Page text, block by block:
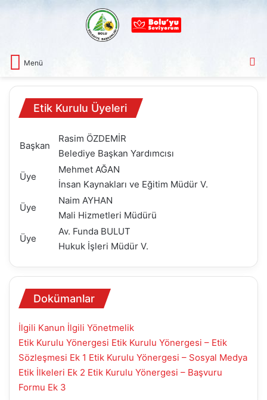
Menü
Etik Kurulu Üyeleri
Başkan
Rasim ÖZDEMİR
Belediye Başkan Yardımcısı
Üye
Mehmet AĞAN
İnsan Kaynakları ve Eğitim Müdür V.
Üye
Naim AYHAN
Mali Hizmetleri Müdürü
Üye
Av. Funda BULUT
Hukuk İşleri Müdür V.
Dokümanlar
İlgili Kanun İlgili Yönetmelik
Etik Kurulu Yönergesi Etik Kurulu Yönergesi – Etik
Sözleşmesi Ek 1 Etik Kurulu Yönergesi – Sosyal Medya
Etik İlkeleri Ek 2 Etik Kurulu Yönergesi – Başvuru
Formu Ek 3